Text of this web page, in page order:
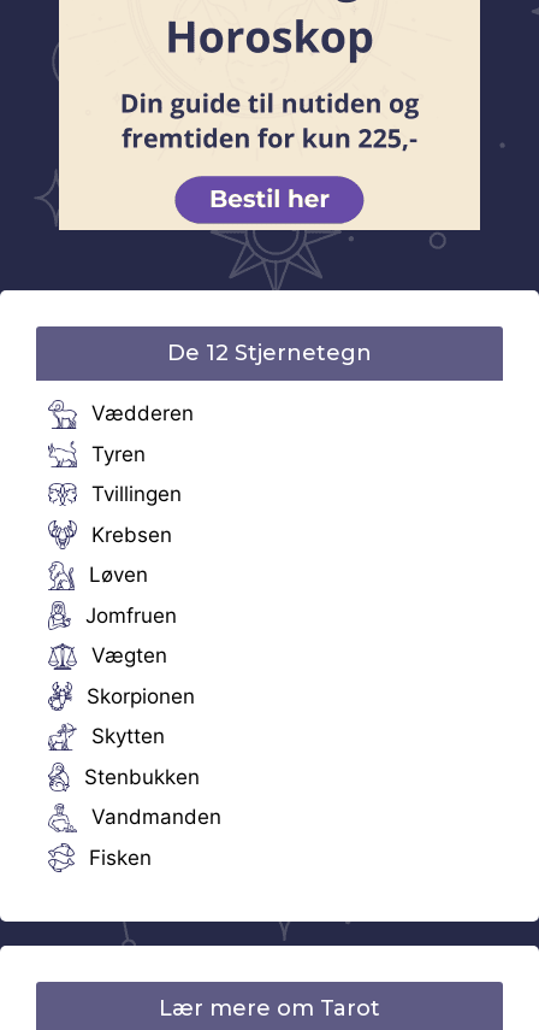
De 12 Stjernetegn
Vædderen
Tyren
Tvillingen
Krebsen
Løven
Jomfruen
Vægten
Skorpionen
Skytten
Stenbukken
Vandmanden
Fisken
Lær mere om Tarot